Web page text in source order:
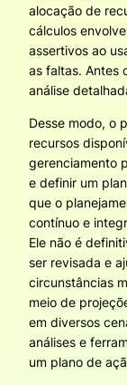
alocação de
cálculos
assertivos ao
as faltas. Antes
análise
Desse modo, o
recursos
gerenciamento
e definir um
que o
contínuo e
Ele não é
ser revisada e
circunstâncias
meio de
em diversos
análises e
um plano de